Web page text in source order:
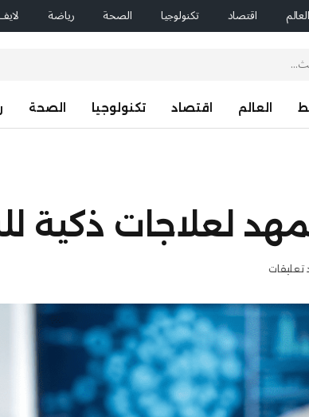
العالم اقتصاد تكنولوجيا الصحة رياضة
العالم اقتصاد تكنولوجيا الصحة
لعلاجات ذكية
تعليقات